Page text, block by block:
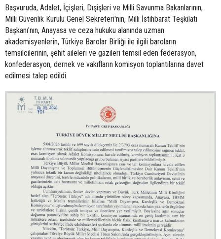
Başvuruda, Adalet, İçişleri, Dışişleri ve Milli Savunma Bakanlarının,
Milli Güvenlik Kurulu Genel Sekreteri'nin, Milli İstihbarat Teşkilatı
Başkanı'nın, Anayasa ve ceza hukuku alanında uzman
akademisyenlerin, Türkiye Barolar Birliği ile ilgili baroların
temsilcilerinin, şehit aileleri ve gazileri temsil eden federasyon,
konfederasyon, dernek ve vakıfların komisyon toplantılarına davet
edilmesi talep edildi.